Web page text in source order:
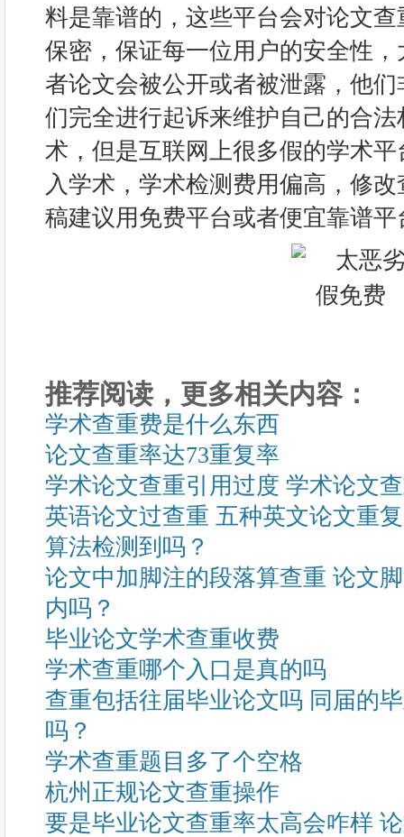
料是靠谱的，这些平台会对论文
保密，保证每一位用户的安全性
者论文会被公开或者被泄露，他
们完全进行起诉来维护自己的合
术，但是互联网上很多假的学术
入学术，学术检测费用偏高，修
稿建议用免费平台或者便宜靠谱
推荐阅读，更多相关内容：
学术查重费是什么东西
论文查重率达73重复率
学术论文查重引用过度 学术论文
英语论文过查重 五种英文论文重
算法检测到吗？
论文中加脚注的段落算查重 论文
内吗？
毕业论文学术查重收费
学术查重哪个入口是真的吗
查重包括往届毕业论文吗 同届的
吗？
学术查重题目多了个空格
杭州正规论文查重操作
要是毕业论文查重率太高会咋样